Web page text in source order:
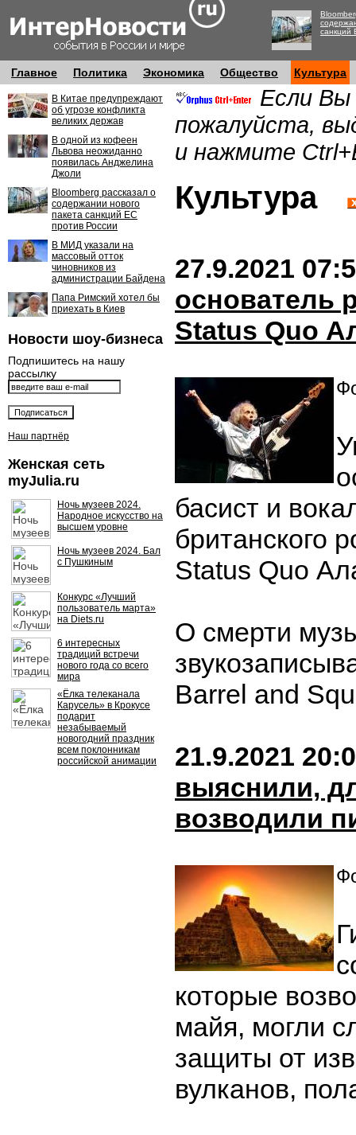
санкций
Главное Политика Экономика Общество Культура
В Китае предупреждают
об угрозе конфликта
великих держав
В одной из кофеен
Львова неожиданно
появилась Анджелина
Джоли
Bloomberg рассказал о
содержании нового
пакета санкций ЕС
против России
В МИД указали на
массовый отток
чиновников из
администрации Байдена
Папа Римский хотел бы
приехать в Киев
Новости шоу-бизнеса
Подпишитесь на нашу
рассылку
Наш партнёр
Женская сеть
myJulia.ru
Ночь музеев 2024.
Народное искусство на
высшем уровне
Ночь музеев 2024. Бал
с Пушкиным
Конкурс «Лучший
пользователь марта»
на Diets.ru
6 интересных
традиций встречи
нового года со всего
мира
«Ёлка телеканала
Карусель» в Крокусе
подарит
незабываемый
новогодний праздник
всем поклонникам
российской анимации
Если Вы
пожалуйста,
и нажмите
Культура
27.9.2021
основатель
Status Quo
басист и
британского
Status Quo
О смерти
Barrel and
21.9.2021
выяснили,
возводили
которые
майя, могли
защиты от
вулканов,